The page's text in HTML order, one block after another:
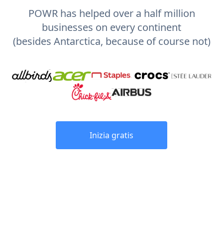
POWR has helped over a half million
businesses on every continent
(besides Antarctica, because of course not)
Inizia gratis